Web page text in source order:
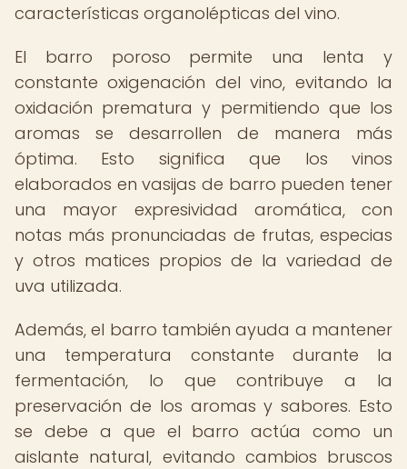
características organolépticas del vino.
El barro poroso permite una lenta y
constante oxigenación del vino, evitando la
oxidación prematura y permitiendo que los
aromas se desarrollen de manera más
óptima. Esto significa que los vinos
elaborados en vasijas de barro pueden tener
una mayor expresividad aromática, con
notas más pronunciadas de frutas, especias
y otros matices propios de la variedad de
uva utilizada.
Además, el barro también ayuda a mantener
una temperatura constante durante la
fermentación, lo que contribuye a la
preservación de los aromas y sabores. Esto
se debe a que el barro actúa como un
aislante natural, evitando cambios bruscos